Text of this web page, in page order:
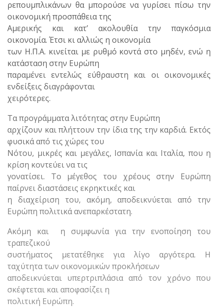
ρεπουμπλικάνων θα μπορούσε να γυρίσει πίσω την
οικονομική προσπάθεια της
Αμερικής και κατ’ ακολουθία την παγκόσμια
οικονομία. Έτσι κι αλλιώς η οικονομία
των Η.Π.Α. κινείται με ρυθμό κοντά στο μηδέν, ενώ η
κατάσταση στην Ευρώπη
παραμένει εντελώς εύθραυστη και οι οικονομικές
ενδείξεις διαγράφονται
χειρότερες.
Τα προγράμματα λιτότητας στην Ευρώπη
αρχίζουν και πλήττουν την ίδια της την καρδιά. Εκτός
φυσικά από τις χώρες του
Νότου, μικρές και μεγάλες, Ισπανία και Ιταλία, που η
κρίση κοντεύει να τις
γονατίσει. Το μέγεθος του χρέους στην Ευρώπη
παίρνει διαστάσεις εκρηκτικές και
η διαχείριση του, ακόμη, αποδεικνύεται από την
Ευρώπη πολιτικά ανεπαρκέστατη.
Ακόμη και η συμφωνία για την ενοποίηση του
τραπεζικού
συστήματος μετατέθηκε για λίγο αργότερα. Η
ταχύτητα των οικονομικών προκλήσεων
αποδεικνύεται υπερτριπλάσια από τον χρόνο που
σκέφτεται και αποφασίζει η
πολιτική Ευρώπη.